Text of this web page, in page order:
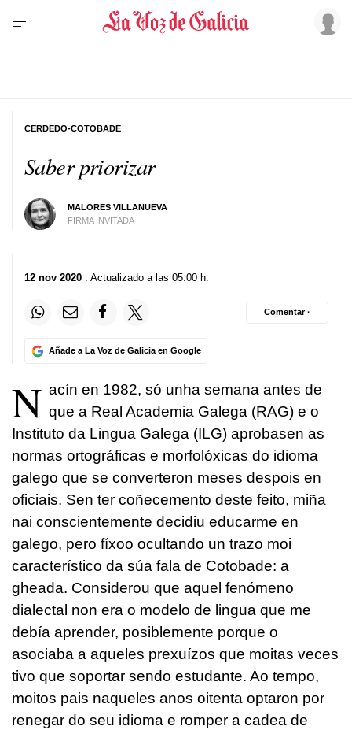
Saber priorizar
MALORES VILLANUEVA
FIRMA INVITADA
CERDEDO-COTOBADE
12 nov 2020 . Actualizado a las 05:00 h.
Añade a La Voz de Galicia en Google
Comentar ·
N acín en 1982, só unha semana antes de
que a Real Academia Galega (RAG) e o
Instituto da Lingua Galega (ILG) aprobasen as
normas ortográficas e morfolóxicas do idioma
galego que se converteron meses despois en
oficiais. Sen ter coñecemento deste feito, miña
nai conscientemente decidiu educarme en
galego, pero fíxoo ocultando un trazo moi
característico da súa fala de Cotobade: a
gheada. Considerou que aquel fenómeno
dialectal non era o modelo de lingua que me
debía aprender, posiblemente porque o
asociaba a aqueles prexuízos que moitas veces
tivo que soportar sendo estudante. Ao tempo,
moitos pais naqueles anos oitenta optaron por
renegar do seu idioma e romper a cadea de